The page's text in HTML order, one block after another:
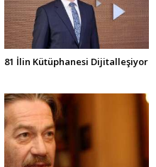
81 İlin Kütüphanesi Dijitalleşiyor